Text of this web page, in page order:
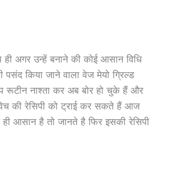
अगर उन्हें बनाने की कोई आसान विधि
किया जाने वाला वेज मेयो ग्रिल्ड
रूटीन नाश्ता कर अब बोर हो चुके हैं और
की रेसिपी को ट्राई कर सकते हैं आज
आसान है तो जानते है फिर इसकी रेसिपी